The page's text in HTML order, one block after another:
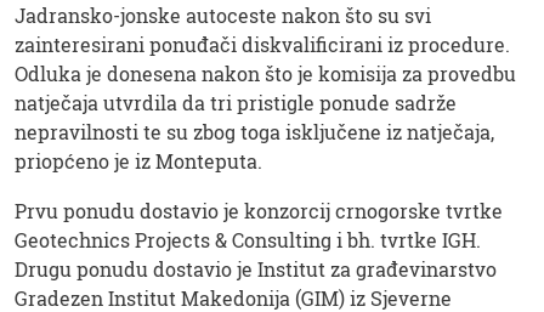
Jadransko-jonske autoceste nakon što su svi
zainteresirani ponuđači diskvalificirani iz procedure.
Odluka je donesena nakon što je komisija za provedbu
natječaja utvrdila da tri pristigle ponude sadrže
nepravilnosti te su zbog toga isključene iz natječaja,
priopćeno je iz Monteputa.
Prvu ponudu dostavio je konzorcij crnogorske tvrtke
Geotechnics Projects & Consulting i bh. tvrtke IGH.
Drugu ponudu dostavio je Institut za građevinarstvo
Gradezen Institut Makedonija (GIM) iz Sjeverne